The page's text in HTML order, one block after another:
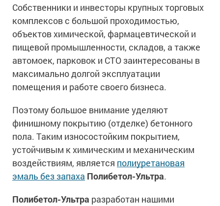
Сопутствующие товары
Ремонт промышленных полов
Защита железобетонных конструкций
Промышленные металлоконструкции
Промышленное оборудование
Промышленные ремонтные покрытия для металла
Промышленные стены
Сопутствующие товары
Холодное цинкование
Грунтовки для холодного цинкования
Сопутствующие товары
Молотковые эмали
Для металла
Сопутствующие товары
Антикоррозионная защита
Толстослойные грунт-эмали
Алюминиевые краски
Сопутствующие товары
Морозостойкие краски
Морозостойкие краски для металла
Морозостойкие краски для фасада
Сопутствующие товары
Собственники и инвесторы крупных торговых
комплексов с большой проходимостью,
объектов химической, фармацевтической и
пищевой промышленности, складов, а также
автомоек, парковок и СТО заинтересованы в
максимально долгой эксплуатации
помещения и работе своего бизнеса.
Поэтому большое внимание уделяют
финишному покрытию (отделке) бетонного
пола. Таким износостойким покрытием,
устойчивым к химическим и механическим
воздействиям, является полиуретановая
эмаль без запаха Полибетол-Ультра.
Полибетол-Ультра разработан нашими